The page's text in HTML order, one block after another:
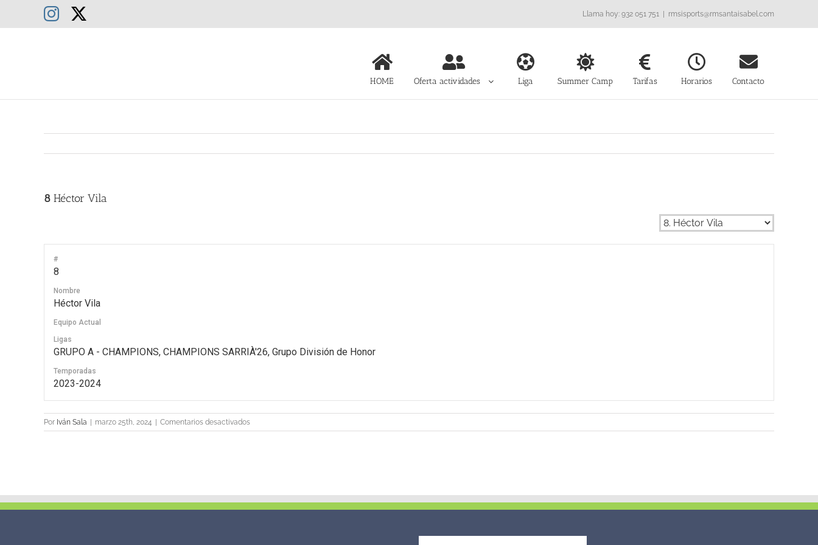
contenido
Llama hoy: 932 051 751 | rmsisports@rmsantaisabel.com
Instagram
HOME Oferta actividades Liga Summer Camp Tarifas Horarios Contacto
8 Héctor Vila
#
8
Nombre
Héctor Vila
Equipo Actual
Ligas
GRUPO A - CHAMPIONS, CHAMPIONS SARRIÀ'26, Grupo División de Honor
Temporadas
2023-2024
Por Iván Sala | marzo 25th, 2024 | Comentarios desactivadosen
8